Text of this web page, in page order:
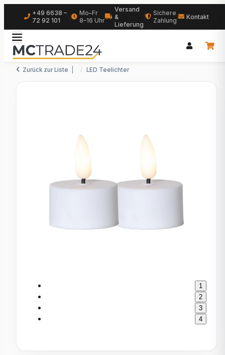
+49 6638 –
72 92 101
Mo–Fr
8–16 Uhr
Versand
&
Lieferung
Sichere
Zahlung
Kontakt
Zurück zur Liste LED Teelichter
1
2
3
4